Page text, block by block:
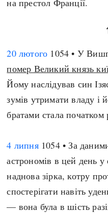
на престол Франції.
20 лютого 1054 • У
помер Великий князь
Йому наслідував син
зумів утримати владу і
братами стала початком
4 липня1054 • За
астрономів в цей день у
наднова зірка, котру
спостерігати навіть
— вона була в шість